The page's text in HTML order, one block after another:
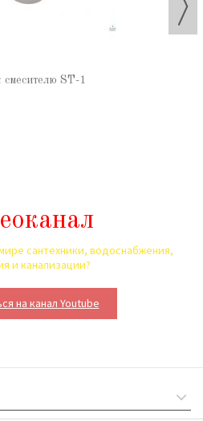
смесителю ST-1
сантехники, водоснабжения,
и канализации?
на канал Youtube